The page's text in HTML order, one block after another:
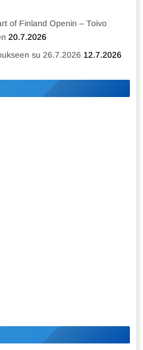
of Finland Openin – Toivo
20.7.2026
su 26.7.2026 12.7.2026